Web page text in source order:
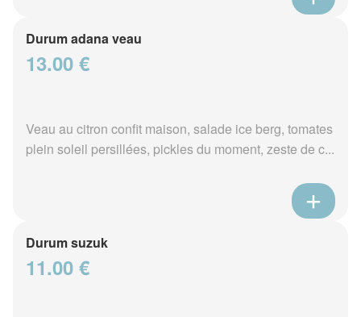
Durum adana veau
13.00 €
Veau au citron confit maison, salade ice berg, tomates
plein soleil persillées, pickles du moment, zeste de c...
Durum suzuk
11.00 €